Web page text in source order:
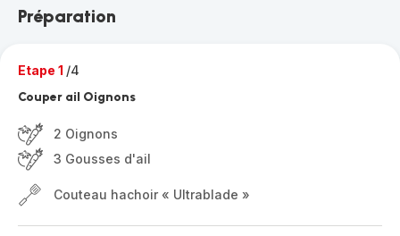
Préparation
Etape 1 /4
Couper ail Oignons
2 Oignons
3 Gousses d'ail
Couteau hachoir « Ultrablade »